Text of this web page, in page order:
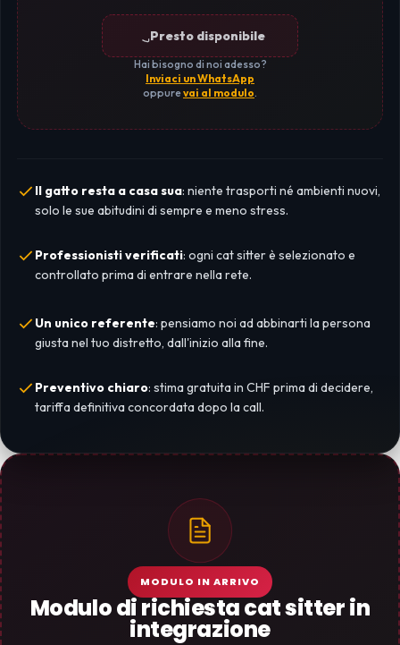
Presto disponibile
Hai bisogno di noi adesso?
Inviaci un WhatsApp
oppurevai al modulo.
Il gatto resta a casa sua: niente trasporti né ambienti nuovi,
solo le sue abitudini di sempre e meno stress.
Professionisti verificati: ogni cat sitter è selezionato e
controllato prima di entrare nella rete.
Un unico referente: pensiamo noi ad abbinarti la persona
giusta nel tuo distretto, dall'inizio alla fine.
Preventivo chiaro: stima gratuita in CHF prima di decidere,
tariffa definitiva concordata dopo la call.
MODULO IN ARRIVO
Modulo di richiesta cat sitter in
integrazione